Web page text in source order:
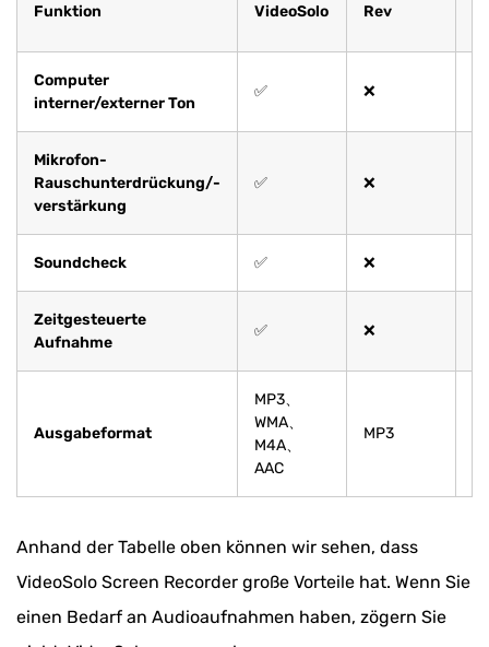
Funktion VideoSolo Rev
Computer
interner/externer Ton
✅ ❌
Mikrofon-
Rauschunterdrückung/-
verstärkung
✅ ❌
Soundcheck ✅ ❌
Zeitgesteuerte
Aufnahme
✅ ❌
Ausgabeformat
MP3、
WMA、
M4A、
AAC
MP3
Anhand der Tabelle oben können wir sehen, dass
VideoSolo Screen Recorder große Vorteile hat. Wenn Sie
einen Bedarf an Audioaufnahmen haben, zögern Sie